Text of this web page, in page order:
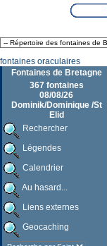
fontaines oraculaires
Fontaines de Bretagne
367 fontaines
08/08/26
Dominik/Dominique /St
Elid
Rechercher
Légendes
Calendrier
Au hasard...
Liens externes
Geocaching